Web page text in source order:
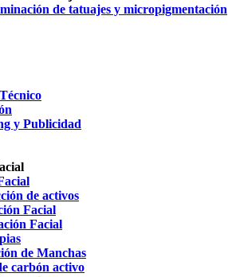
de tatuajes y micropigmentación
y Publicidad
de activos
Facial
Facial
de Manchas
carbón activo